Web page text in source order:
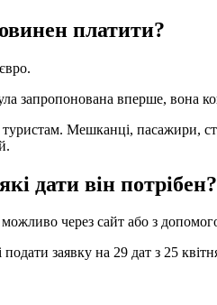
платити?
запропонована вперше, вона
Мешканці, пасажири,
дати він потрібен?
через сайт або з
подати заявку на 29 дат з 25